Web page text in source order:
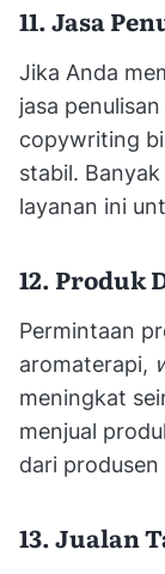
11. Jasa
Jika Anda
jasa
copywriting
stabil.
layanan ini
12. Produk
Permintaan
aromaterapi,
meningkat
menjual
dari produsen
13. Jualan